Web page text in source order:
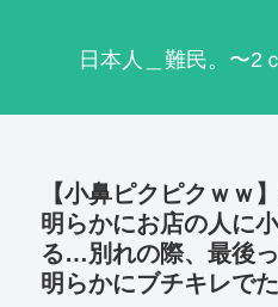
日本人＿難民。〜2
【小鼻ピクピクｗｗ
明らかにお店の人に
る…別れの際、最後っ
明らかにブチキレで